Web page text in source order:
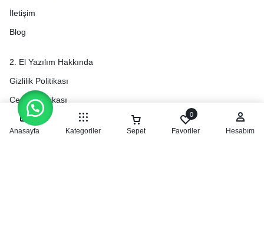
İletişim
Blog
2. El Yazılım Hakkında
Gizlilik Politikası
Çerez Politikası
KVKK Aydınlatma Metni
Anasayfa Kategoriler Sepet
0
Favoriler Hesabım